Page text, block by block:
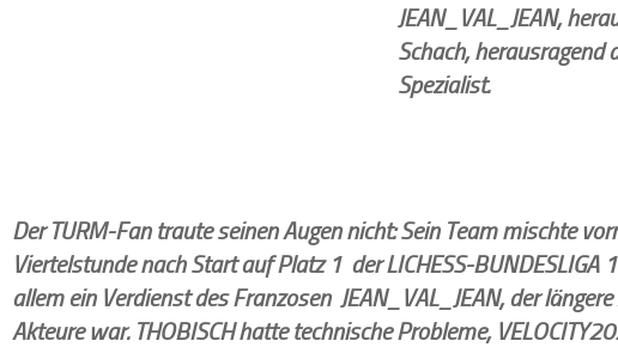
JEAN_VAL_JEAN,
Schach, herausragend
Spezialist.
Der TURM-Fan traute seinen Augen nicht: Sein Team mischte
Viertelstunde nach Start auf Platz 1 der LICHESS-BUNDESLIGA
allem ein Verdienst des Franzosen JEAN_VAL_JEAN, der
Akteure war. THOBISCH hatte technische Probleme,